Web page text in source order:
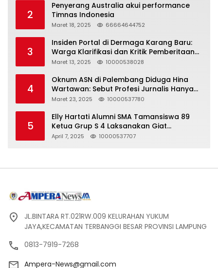
2
Penyerang Australia akui performance
Timnas Indonesia
Maret 18, 2025 66664644752
3
Insiden Portal di Dermaga Karang Baru:
Warga Klarifikasi dan Kritik Pemberitaan
yang Tidak Akurat
Maret 13, 2025 10000538028
4
Oknum ASN di Palembang Diduga Hina
Wartawan: Sebut Profesi Jurnalis Hanya
Seharga 2 Liter Bensin, Berujung Dugaan
Maret 23, 2025 10000537780
5
Elly Hartati Alumni SMA Tamansiswa 89
Ketua Grup S 4 Laksanakan Giat
Silaturahmi
April 7, 2025 10000537707
JL.BINTARA RT.021RW.009 KELURAHAN YUKUM
JAYA,KECAMATAN TERBANGGI BESAR PROVINSI LAMPUNG
0813-7919-7268
Ampera-News@gmail.com